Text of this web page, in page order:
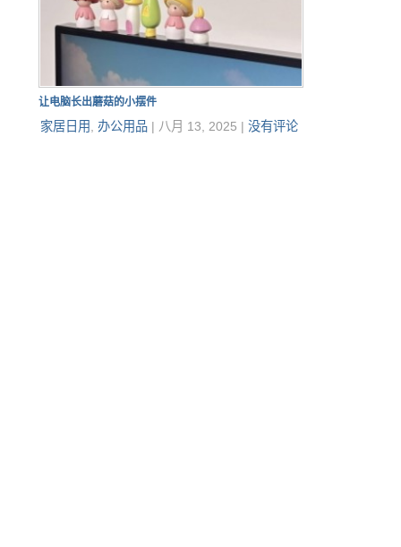
让电脑长出蘑菇的小摆件
家居日用 办公用品| 八月 13, 2025 | 没有评论